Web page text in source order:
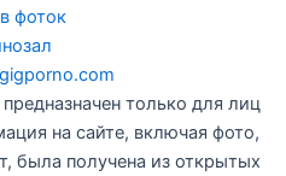
фоток
только для лиц
на сайте, включая фото,
была получена из открытых